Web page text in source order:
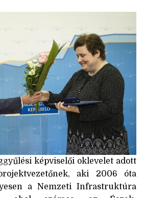
képviselői oklevelet adott
aki 2006 óta
a Nemzeti Infrastruktúra